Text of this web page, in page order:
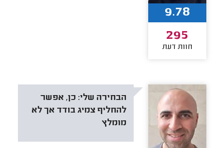
9.78
295
חוות דעת
הבחירה שלי: כן, אפשר
להחליף צמיג בודד אך לא
מומלץ